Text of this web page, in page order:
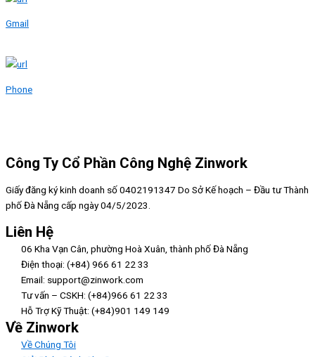
Gmail
Phone
Công Ty Cổ Phần Công Nghệ Zinwork
Giấy đăng ký kinh doanh số 0402191347 Do Sở Kế hoạch – Đầu tư Thành
phố Đà Nẵng cấp ngày 04/5/2023.
Liên Hệ
06 Kha Vạn Cân, phường Hoà Xuân, thành phố Đà Nẵng
Điện thoại: (+84) 966 61 22 33
Email: support@zinwork.com
Tư vấn – CSKH: (+84)966 61 22 33
Hỗ Trợ Kỹ Thuật: (+84)901 149 149
Về Zinwork
Về Chúng Tôi